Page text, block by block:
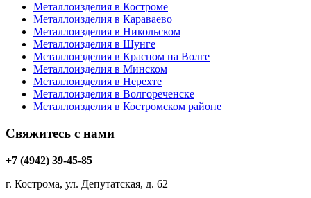
Металлоизделия в Костроме
Металлоизделия в Караваево
Металлоизделия в Никольском
Металлоизделия в Шунге
Металлоизделия в Красном на Волге
Металлоизделия в Минском
Металлоизделия в Нерехте
Металлоизделия в Волгореченске
Металлоизделия в Костромском районе
Свяжитесь с нами
+7 (4942) 39-45-85
г. Кострома, ул. Депутатская, д. 62